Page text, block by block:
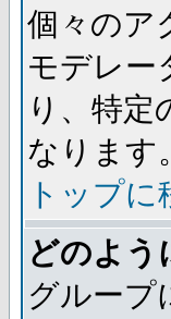
個々のア
モデレー
り、特
なります。
トップに
どのよう
グループ